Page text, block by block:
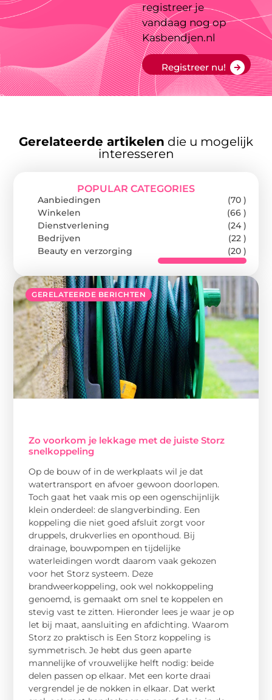
registreer je
vandaag nog op
Kasbendjen.nl
Registreer nu!
Gerelateerde artikelen die u mogelijk
interesseren
GERELATEERDE BERICHTEN
Zo voorkom je lekkage met de juiste Storz
snelkoppeling
Op de bouw of in de werkplaats wil je dat
watertransport en afvoer gewoon doorlopen.
Toch gaat het vaak mis op een ogenschijnlijk
klein onderdeel: de slangverbinding. Een
koppeling die niet goed afsluit zorgt voor
druppels, drukverlies en oponthoud. Bij
drainage, bouwpompen en tijdelijke
waterleidingen wordt daarom vaak gekozen
voor het Storz systeem. Deze
brandweerkoppeling, ook wel nokkoppeling
genoemd, is gemaakt om snel te koppelen en
stevig vast te zitten. Hieronder lees je waar je op
let bij maat, aansluiting en afdichting. Waarom
Storz zo praktisch is Een Storz koppeling is
symmetrisch. Je hebt dus geen aparte
mannelijke of vrouwelijke helft nodig: beide
delen passen op elkaar. Met een korte draai
vergrendel je de nokken in elkaar. Dat werkt
POPULAR CATEGORIES
Aanbiedingen
(70 )
Winkelen
(66 )
Dienstverlening
(24 )
Bedrijven
(22 )
Beauty en verzorging
(20 )